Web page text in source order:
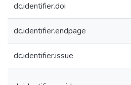
dc.identifier.doi
dc.identifier.endpage
dc.identifier.issue